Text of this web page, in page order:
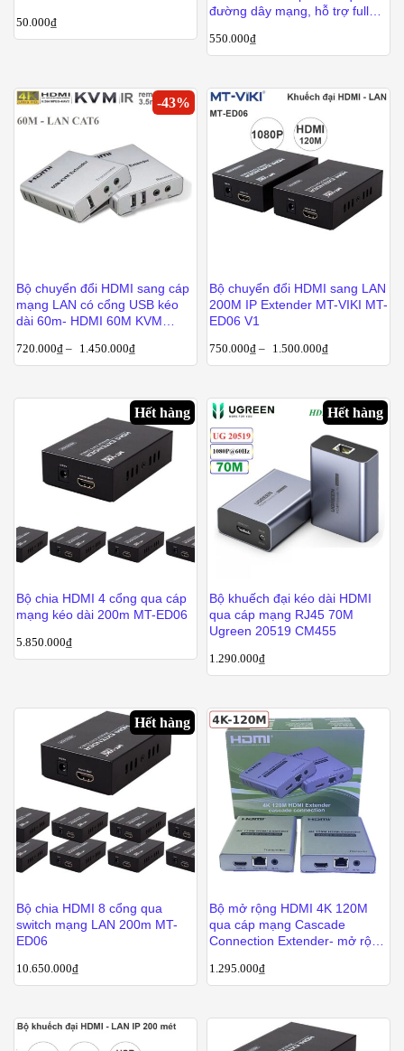
50.000₫
đường dây mạng, hỗ trợ full
550.000₫
-43%
Bộ chuyển đổi HDMI sang cáp
mạng LAN có cổng USB kéo
dài 60m- HDMI 60M KVM
720.000₫ – 1.450.000₫
Bộ chuyển đổi HDMI sang LAN
200M IP Extender MT-VIKI MT-
ED06 V1
750.000₫ – 1.500.000₫
Hết hàng
Bộ chia HDMI 4 cổng qua cáp
mạng kéo dài 200m MT-ED06
5.850.000₫
Hết hàng
Bộ khuếch đại kéo dài HDMI
qua cáp mạng RJ45 70M
Ugreen 20519 CM455
1.290.000₫
Hết hàng
Bộ chia HDMI 8 cổng qua
switch mạng LAN 200m MT-
ED06
10.650.000₫
Bộ mở rộng HDMI 4K 120M
qua cáp mạng Cascade
Connection Extender- mở rộng
1.295.000₫